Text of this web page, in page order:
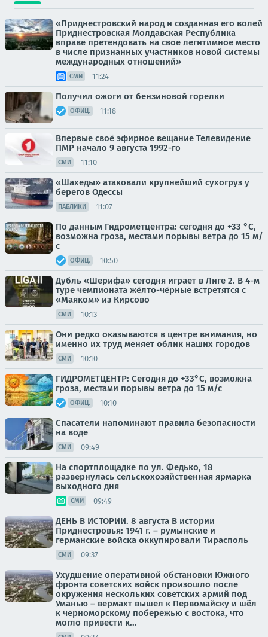
«Приднестровский народ и созданная его волей
Приднестровская Молдавская Республика
вправе претендовать на свое легитимное место
в числе признанных участников новой системы
международных отношений»
СМИ 11:24
Получил ожоги от бензиновой горелки
ОФИЦ. 11:18
Впервые своё эфирное вещание Телевидение
ПМР начало 9 августа 1992-го
СМИ 11:10
«Шахеды» атаковали крупнейший сухогруз у
берегов Одессы
ПАБЛИКИ 11:07
По данным Гидрометцентра: сегодня до +33 °C,
возможна гроза, местами порывы ветра до 15 м/
с
ОФИЦ. 10:50
Дубль «Шерифа» сегодня играет в Лиге 2. В 4-м
туре чемпионата жёлто-чёрные встретятся с
«Маяком» из Кирсово
СМИ 10:13
Они редко оказываются в центре внимания, но
именно их труд меняет облик наших городов
СМИ 10:10
ГИДРОМЕТЦЕНТР: Сегодня до +33°С, возможна
гроза, местами порывы ветра до 15 м/с
ОФИЦ. 10:10
Спасатели напоминают правила безопасности
на воде
СМИ 09:49
На спортплощадке по ул. Федько, 18
развернулась сельскохозяйственная ярмарка
выходного дня
СМИ 09:49
ДЕНЬ В ИСТОРИИ. 8 августа В истории
Приднестровья: 1941 г. – румынские и
германские войска оккупировали Тирасполь
СМИ 09:37
Ухудшение оперативной обстановки Южного
фронта советских войск произошло после
окружения нескольких советских армий под
Уманью – вермахт вышел к Первомайску и шёл
к черноморскому побережью с востока, что
могло привести к...